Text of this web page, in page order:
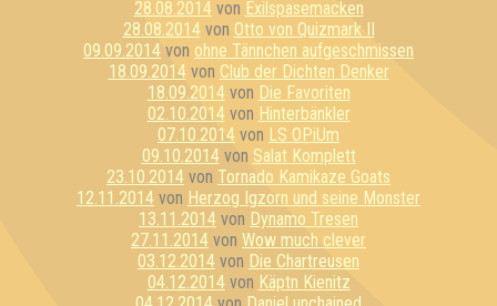
28.08.2014von Exilspasemacken
28.08.2014von Otto von Quizmark II
09.09.2014 von ohne Tännchen aufgeschmissen
18.09.2014von Club der Dichten Denker
18.09.2014von Die Favoriten
02.10.2014von Hinterbänkler
07.10.2014 von LS OPiUm
09.10.2014von Salat Komplett
23.10.2014 von Tornado Kamikaze Goats
12.11.2014 von Herzog Igzorn und seine Monster
13.11.2014 von Dynamo Tresen
27.11.2014 von Wow much clever
03.12.2014 von Die Chartreusen
04.12.2014von Käptn Kienitz